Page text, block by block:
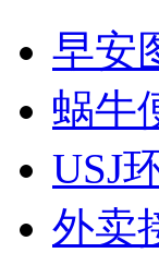
早安
蜗牛
USJ
外卖